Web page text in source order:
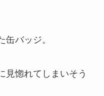
缶バッジ。
見惚れてしまいそう